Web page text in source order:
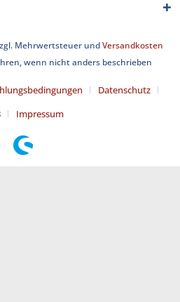
Mehrwertsteuer undVersandkosten
wenn nicht anders beschrieben
Datenschutz
Impressum